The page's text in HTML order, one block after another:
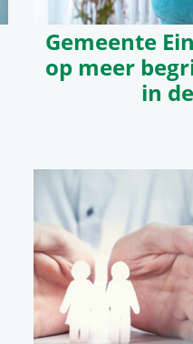
Gemeente
op meer
in